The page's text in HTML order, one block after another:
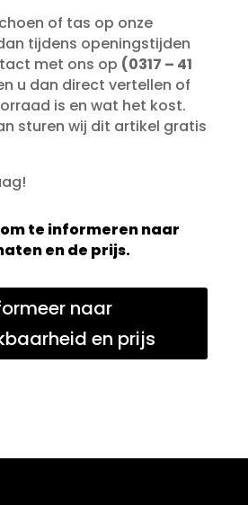
of tas op onze
tijdens openingstijden
met ons op (0317 – 41
u dan direct vertellen of
is en wat het kost.
sturen wij dit artikel gratis
te informeren naar
en de prijs.
naar
en prijs